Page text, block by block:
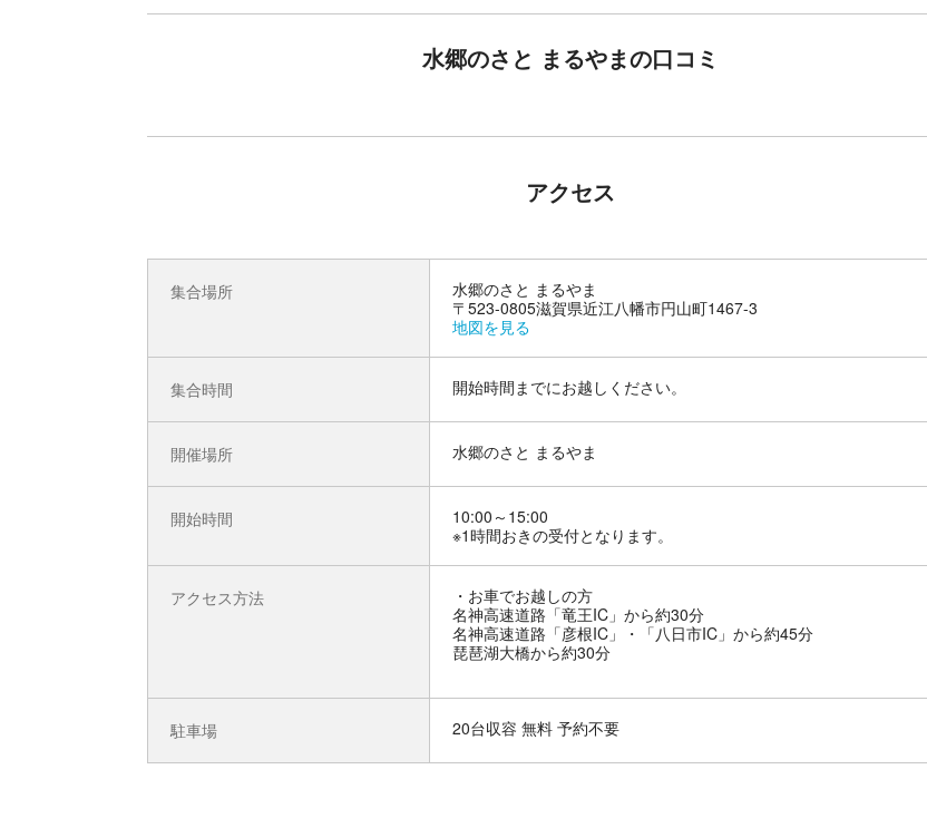
水郷のさと まるやまの口コミ
アクセス
集合場所
水郷のさと まるやま
〒523-0805滋賀県近江八幡市円山町1467-3
地図を見る
集合時間 開始時間までにお越しください。
開催場所 水郷のさと まるやま
開始時間
10:00～15:00
※1時間おきの受付となります。
アクセス方法
お車でお越しの方
名神高速道路「竜王IC」から約30分
名神高速道路「彦根IC」・「八日市IC」から約45分
琵琶湖大橋から約30分
駐車場 20台収容 無料 予約不要